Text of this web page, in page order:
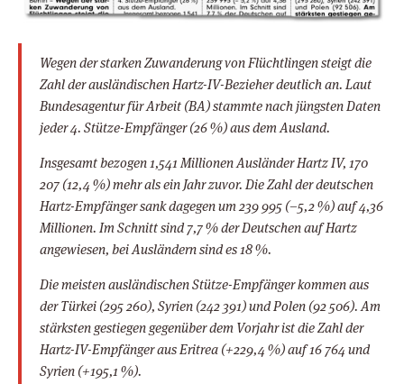
Wegen der starken Zuwanderung von Flüchtlingen steigt die
Zahl der ausländischen Hartz-IV-Bezieher deutlich an. Laut
Bundesagentur für Arbeit (BA) stammte nach jüngsten Daten
jeder 4. Stütze-Empfänger (26 %) aus dem Ausland.
Insgesamt bezogen 1,541 Millionen Ausländer Hartz IV, 170
207 (12,4 %) mehr als ein Jahr zuvor. Die Zahl der deutschen
Hartz-Empfänger sank dagegen um 239 995 (–5,2 %) auf 4,36
Millionen. Im Schnitt sind 7,7 % der Deutschen auf Hartz
angewiesen, bei Ausländern sind es 18 %.
Die meisten ausländischen Stütze-Empfänger kommen aus
der Türkei (295 260), Syrien (242 391) und Polen (92 506). Am
stärksten gestiegen gegenüber dem Vorjahr ist die Zahl der
Hartz-IV-Empfänger aus Eritrea (+229,4 %) auf 16 764 und
Syrien (+195,1 %).